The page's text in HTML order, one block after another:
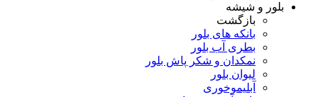
بلور و شیشه
بازگشت
بانکه های بلور
بطری آب بلور
نمکدان و شکر پاش بلور
لیوان بلور
آبلیموخوری